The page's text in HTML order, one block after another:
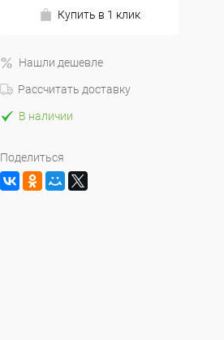
Купить в 1 клик
Нашли дешевле
Рассчитать доставку
В наличии
Поделиться